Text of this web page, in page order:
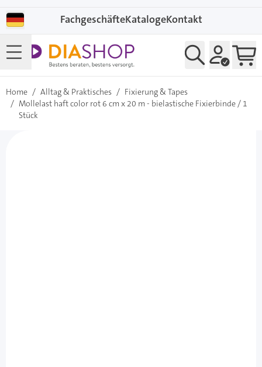
FachgeschäfteKatalogeKontakt
Home / Alltag & Praktisches / Fixierung & Tapes
/ Mollelast haft color rot 6 cm x 20 m - bielastische Fixierbinde / 1
Stück